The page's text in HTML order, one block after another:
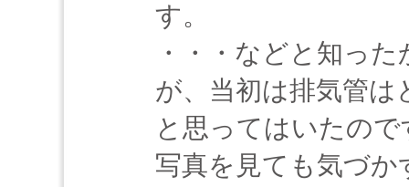
す。
・・・などと知っ
が、当初は排気管
と思ってはいたので
写真を見ても気づ